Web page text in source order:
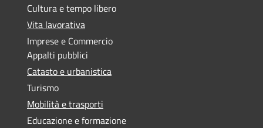
Cultura e tempo libero
Vita lavorativa
Imprese e Commercio
Appalti pubblici
Catasto e urbanistica
Turismo
Mobilità e trasporti
Educazione e formazione